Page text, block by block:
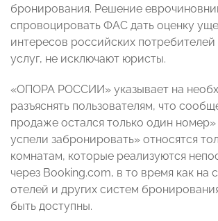
бронирования. Решение
спровоцировать ФАС дать оценку
интересов российских потребителей
услуг, не исключают юристы.
«ОПОРА РОССИИ» указывает на
разъяснять пользователям, что
продаже остался только один
успели забронировать» относятся
комнатам, которые реализуются
через Booking.com, в то время как на
отелей и других систем
быть доступны.